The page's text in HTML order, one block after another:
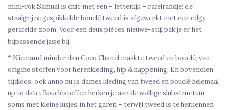
mini-rok Samual is chic met een – letterlijk – rafelrandje: de
staalgrijze gespikkelde bouclé tweed is afgewerkt met een edgy
gerafelde zoom. Voor een deux pièces nieuwe-stijl pak je er het
bijpassende jasje bij.
* Niemand minder dan Coco Chanel maakte tweed en bouclé, van
origine stoffen voor herenkleding, hip & happening. En bovendien
tijdloos: ook anno nu is dames kleding van tweed en bouclé helemaal
up to date. Boucléstoffen herken je aan de wollige slubstructuur -
soms met kleine lusjes in het garen – terwijl tweed is te herkennen